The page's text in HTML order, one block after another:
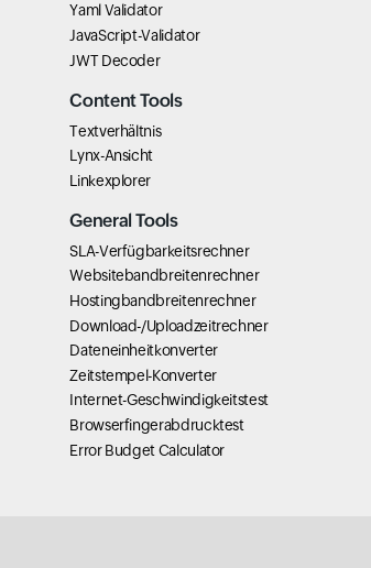
Yaml Validator
JavaScript-Validator
JWT Decoder
Content Tools
Textverhältnis
Lynx-Ansicht
Linkexplorer
General Tools
SLA-Verfügbarkeitsrechner
Websitebandbreitenrechner
Hostingbandbreitenrechner
Download-/Uploadzeitrechner
Dateneinheitkonverter
Zeitstempel-Konverter
Internet-Geschwindigkeitstest
Browserfingerabdrucktest
Error Budget Calculator